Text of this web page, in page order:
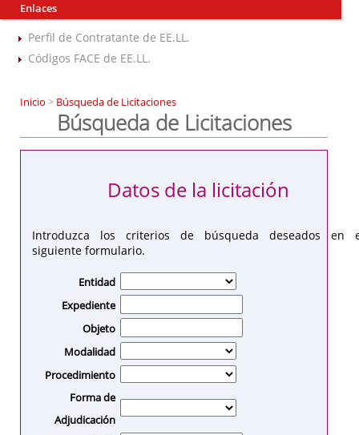
Enlaces
Perfil de Contratante de EE.LL.
Códigos FACE de EE.LL.
Inicio > Búsqueda de Licitaciones
Búsqueda de Licitaciones
Introduzca los criterios de búsqueda deseados en
siguiente formulario.
Datos de la licitación
Entidad
Expediente
Objeto
Modalidad
Procedimiento
Forma de
Adjudicación